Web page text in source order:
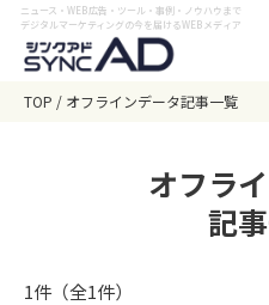
ニュース・WEB広告・ツール・事例・ノウハウまで
デジタルマーケティングの今を届けるWEBメディア
TOP オフラインデータ記事一覧
オフラ
記
1件（全1件）